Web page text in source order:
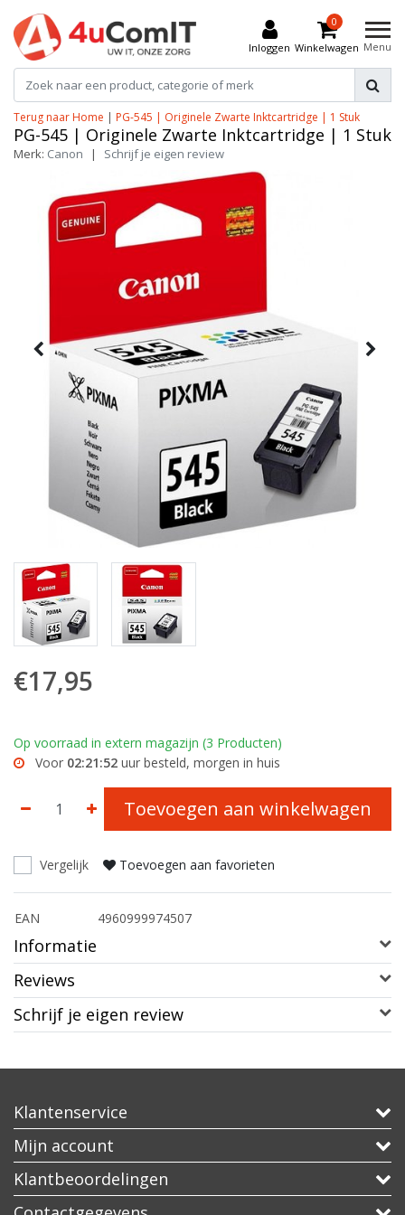
Inloggen
0
Winkelwagen Menu
Terug naar Home | PG-545 | Originele Zwarte Inktcartridge | 1 Stuk
PG-545 | Originele Zwarte Inktcartridge | 1 Stuk
Merk: Canon | Schrijf je eigen review
€17,95
Op voorraad in extern magazijn (3 Producten)
Voor 02:21:52 uur besteld, morgen in huis
Toevoegen aan winkelwagen
Vergelijk Toevoegen aan favorieten
EAN 4960999974507
Informatie
Reviews
Schrijf je eigen review
Klantenservice
Mijn account
Klantbeoordelingen